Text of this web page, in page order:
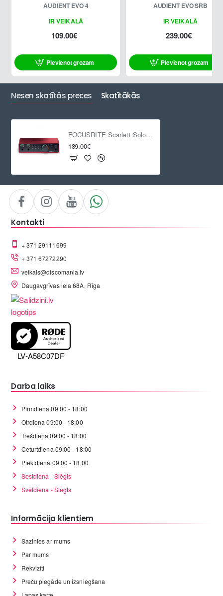
IR VEIKALĀ
AUDIENT EVO 4
109.00€
Pievienot grozam
IR VEIKALĀ
AUDIENT EVO SRB
239.00€
Pievienot grozam
Nesen skatītās preces Skatītākās
FOCUSRITE Scarlett Solo 4th Gen
139.00€
Kontakti
+ 371 29111699
+ 371 67272290
veikals@discomania.lv
Daugavgrīvas iela 68A, Rīga
LV-A58C07DF
Darba laiks
Pirmdiena 09:00 - 18:00
Otrdiena 09:00 - 18:00
Trešdiena 09:00 - 18:00
Ceturtdiena 09:00 - 18:00
Piektdiena 09:00 - 18:00
Sestdiena - Slēgts
Svētdiena - Slēgts
Informācija klientiem
Sazinies ar mums
Par mums
Rekvizīti
Preču piegāde un izsniegšana